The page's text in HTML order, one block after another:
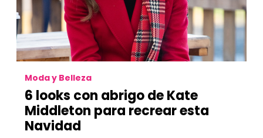
Moda y Belleza
6 looks con abrigo de Kate
Middleton para recrear esta
Navidad